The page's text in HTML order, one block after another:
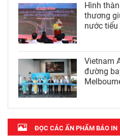
Hình
thương
nước tiểu
Vietnam
đường
ĐỌC CÁC ẤN PHẨM BÁO IN